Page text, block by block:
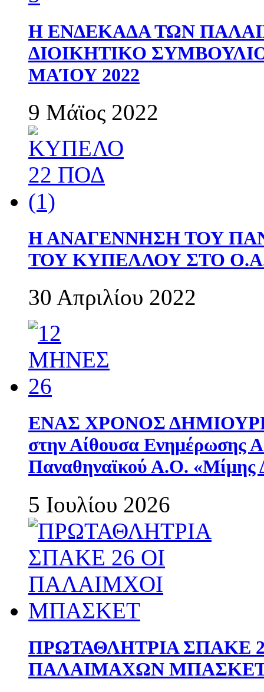
Η ΕΝΔΕΚΑΔΑ ΤΩΝ
ΔΙΟΙΚΗΤΙΚΟ
ΜΑΊΟΥ 2022
9 Μάϊος 2022
Η ΑΝΑΓΕΝΝΗΣΗ ΤΟΥ
ΤΟΥ ΚΥΠΕΛΛΟΥ ΣΤΟ
30 Απριλίου 2022
ΕΝΑΣ ΧΡΟΝΟΣ
στην Αίθουσα Ενημέρωσης
Παναθηναϊκού Α.Ο. «Μίμης
5 Ιουλίου 2026
ΠΡΩΤΑΘΛΗΤΡΙΑ ΣΠΑΚΕ
ΠΑΛΑΙΜΑΧΩΝ